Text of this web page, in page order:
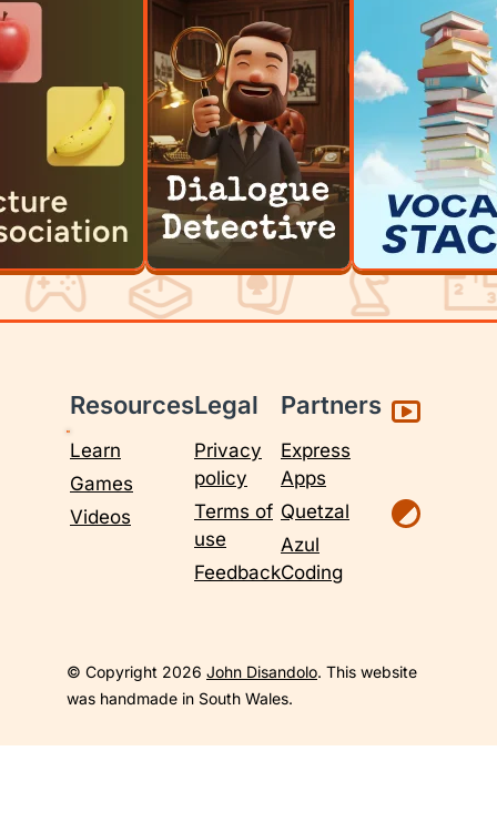
Resources
Learn
Games
Videos
Legal
Privacy
policy
Terms of
use
Feedback
Partners
Express
Apps
Quetzal
Azul
Coding
© Copyright 2026 John Disandolo. This website
was handmade in South Wales.